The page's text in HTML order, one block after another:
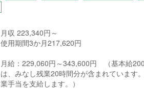
月収 223,340円～
使用期間3か月217,620円
月給：229,060円～343,600円 （基本給
は、みなし残業20時間分が含まれています
業手当を支給します。）